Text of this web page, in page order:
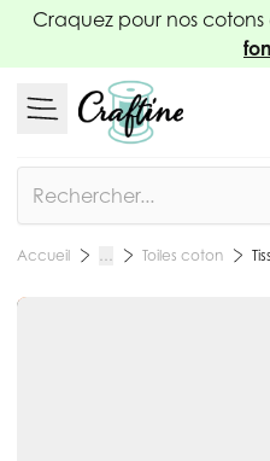
Allez au contenu
Craquez pour nos cotons
Accueil … Toiles coton